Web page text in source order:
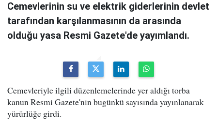
Cemevlerinin su ve elektrik giderlerinin devlet
tarafından karşılanmasının da arasında
olduğu yasa Resmi Gazete'de yayımlandı.
Cemevleriyle ilgili düzenlemelerinde yer aldığı torba
kanun Resmi Gazete'nin bugünkü sayısında yayınlanarak
yürürlüğe girdi.